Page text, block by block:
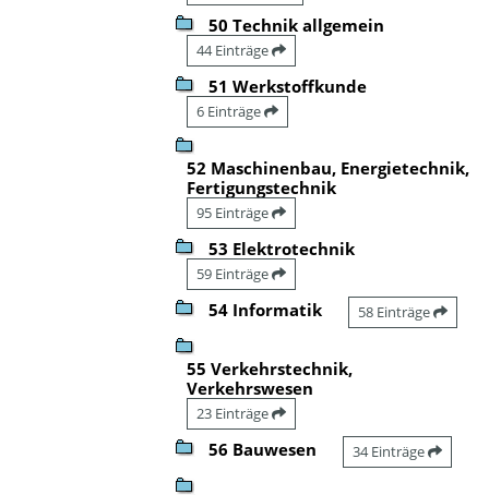
50 Technik allgemein
44 Einträge
51 Werkstoffkunde
6 Einträge
52 Maschinenbau, Energietechnik,
Fertigungstechnik
95 Einträge
53 Elektrotechnik
59 Einträge
54 Informatik 58 Einträge
55 Verkehrstechnik,
Verkehrswesen
23 Einträge
56 Bauwesen 34 Einträge